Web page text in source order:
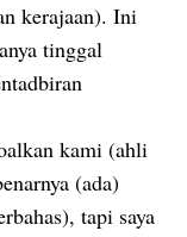
kerajaan). Ini
tinggal
kami (ahli
(ada)
tapi saya